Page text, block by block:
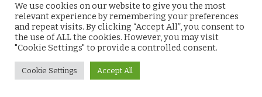
We use cookies on our website to give you the most
relevant experience by remembering your preferences
and repeat visits. By clicking “Accept All”, you consent to
the use of ALL the cookies. However, you may visit
"Cookie Settings" to provide a controlled consent.
Cookie Settings Accept All